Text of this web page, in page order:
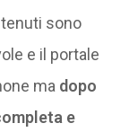
sono
e il portale
ma dopo
e